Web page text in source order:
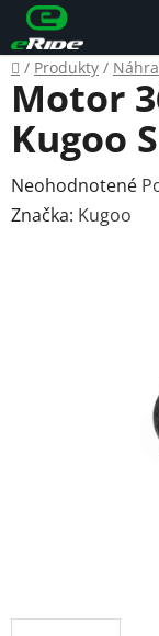
Prejsť
na
obsah
Domov
/ Produkty /
Motor
Kugoo
Priemerné
hodnotenie
Neohodnotené
Značka: Kugoo